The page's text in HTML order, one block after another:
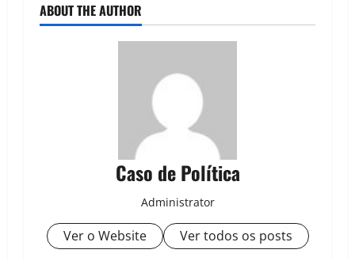
ABOUT THE AUTHOR
Caso de Política
Administrator
Ver o Website Ver todos os posts